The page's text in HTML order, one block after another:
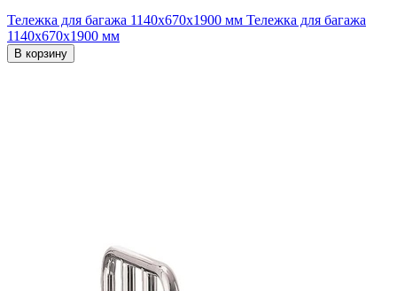
Тележка для багажа 1140х670х1900 мм Тележка для багажа
1140х670х1900 мм
В корзину